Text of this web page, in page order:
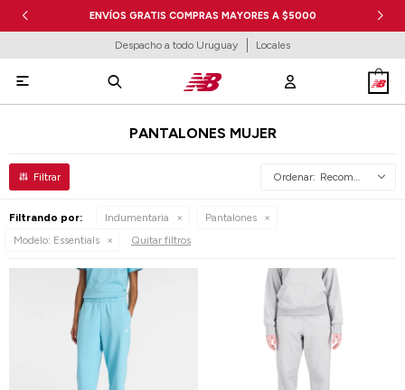
ENVÍOS GRATIS COMPRAS MAYORES A $5000
Despacho a todo Uruguay Locales

PANTALONES MUJER
Recomendados
Filtrando por: Indumentaria
Pantalones
Modelo: Essentials Quitar filtros